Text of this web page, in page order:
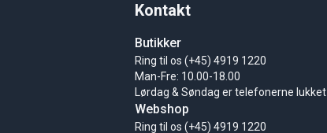
Kontakt
Butikker
Ring til os (+45) 4919 1220
Man-Fre: 10.00-18.00
Lørdag & Søndag er telefonerne lukket
Webshop
Ring til os (+45) 4919 1220